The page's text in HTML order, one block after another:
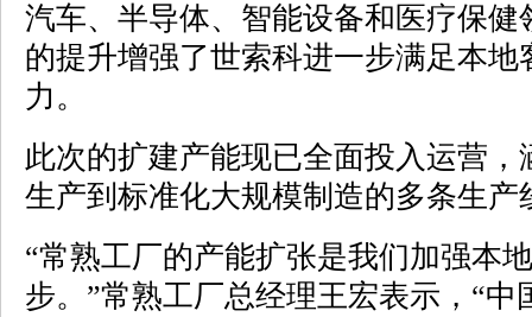
汽车、半导体、智能设备和医疗保
的提升增强了世索科进一步满足本
力。
此次的扩建产能现已全面投入运营
生产到标准化大规模制造的多条生产
“常熟工厂的产能扩张是我们加强本
步。”常熟工厂总经理王宏表示，“